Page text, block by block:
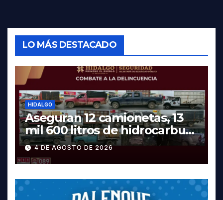
LO MÁS DESTACADO
HIDALGO
Aseguran 12 camionetas, 13
mil 600 litros de hidrocarburo
y dos vehículos robados en
Tula
4 DE AGOSTO DE 2026